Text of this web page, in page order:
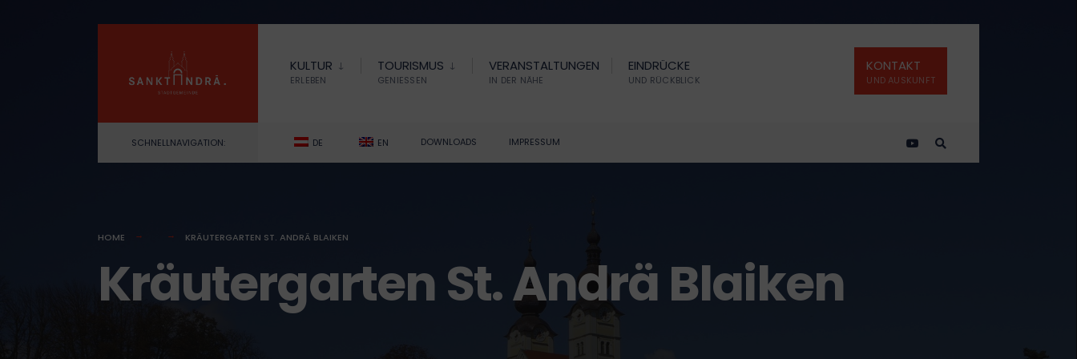
content
KULTUR
ERLEBEN
TOURISMUS
GENIESSEN
VERANSTALTUNGEN
IN DER NÄHE
EINDRÜCKE
UND RÜCKBLICK
KONTAKT
UND AUSKUNFT
SCHNELLNAVIGATION: DE EN DOWNLOADS IMPRESSUM
HOME KRÄUTERGARTEN ST. ANDRÄ BLAIKEN
Kräutergarten St. Andrä Blaiken